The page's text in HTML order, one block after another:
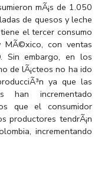
mÃ¡s de 1.050
de quesos y leche
el tercer consumo
MÃ©xico, con ventas
Sin embargo, en los
de lÃ¡cteos no ha ido
ya que las
han incrementado
que el consumidor
productores tendrÃ¡n
incrementando